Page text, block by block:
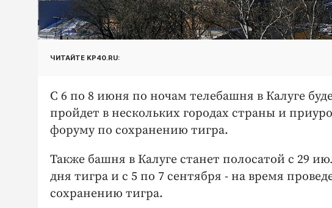
ЧИТАЙТЕ KP40.RU:
С 6 по 8 июня по ночам телебашня в Калуге
пройдет в нескольких городах страны и
форуму по сохранению тигра.
Также башня в Калуге станет полосатой с 29
дня тигра и с 5 по 7 сентября - на время
сохранению тигра.